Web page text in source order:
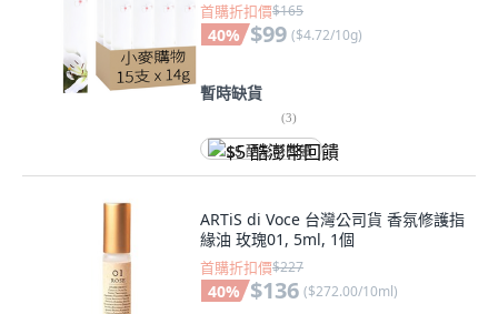
首購折扣價$165
40% $99 ($4.72/10g)
暫時缺貨
(3)
$5 酷澎幣回饋
ARTiS di Voce 台灣公司貨 香氛修護指
緣油 玫瑰01, 5ml, 1個
首購折扣價$227
40% $136 ($272.00/10ml)